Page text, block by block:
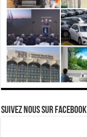
Suivez nous Sur Facebook